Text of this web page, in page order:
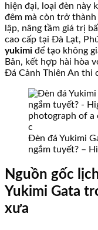
hiện đại, loại đèn này
đêm mà còn trở thành
lập, nâng tầm giá trị
cao cấp tại Đà Lạt,
yukimi để tạo không
Bản, kết hợp hài hòa
Đá Cảnh Thiên An thi
Đèn đá Yukimi
ngắm tuyết? –
Nguồn gốc
Yukimi Gata
xưa